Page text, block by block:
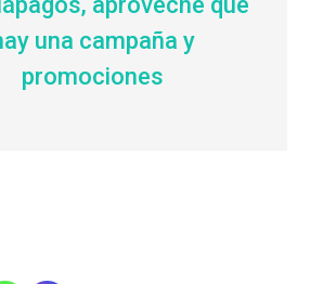
una campaña y
promociones